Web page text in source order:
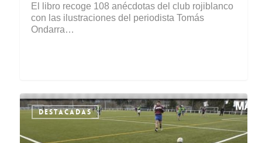
El libro recoge 108 anécdotas del club rojiblanco
con las ilustraciones del periodista Tomás
Ondarra…
DESTACADAS